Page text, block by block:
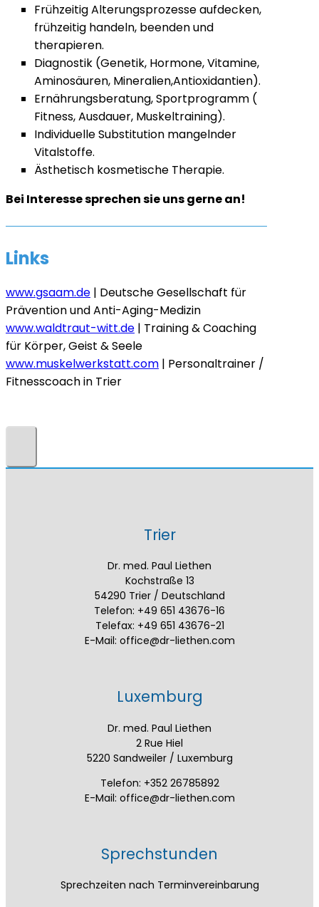
Frühzeitig Alterungsprozesse aufdecken,
frühzeitig handeln, beenden und
therapieren.
Diagnostik (Genetik, Hormone, Vitamine,
Aminosäuren, Mineralien,Antioxidantien).
Ernährungsberatung, Sportprogramm (
Fitness, Ausdauer, Muskeltraining).
Individuelle Substitution mangelnder
Vitalstoffe.
Ästhetisch kosmetische Therapie.
Bei Interesse sprechen sie uns gerne an!
Links
www.gsaam.de | Deutsche Gesellschaft für
Prävention und Anti-Aging-Medizin
www.waldtraut-witt.de | Training & Coaching
für Körper, Geist & Seele
www.muskelwerkstatt.com | Personaltrainer /
Fitnesscoach in Trier
Trier
Dr. med. Paul Liethen
Kochstraße 13
54290 Trier / Deutschland
Telefon: +49 651 43676-16
Telefax: +49 651 43676-21
E-Mail: office@dr-liethen.com
Luxemburg
Dr. med. Paul Liethen
2 Rue Hiel
5220 Sandweiler / Luxemburg
Telefon: +352 26785892
E-Mail: office@dr-liethen.com
Sprechstunden
Sprechzeiten nach Terminvereinbarung